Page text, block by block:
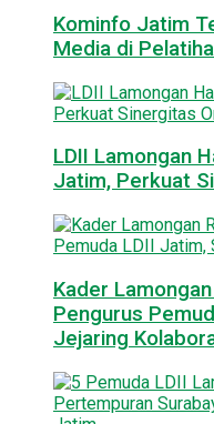
Kominfo Jatim
Media di
LDII Lamongan
Jatim, Perkuat
Kader
Pengurus
Jejaring